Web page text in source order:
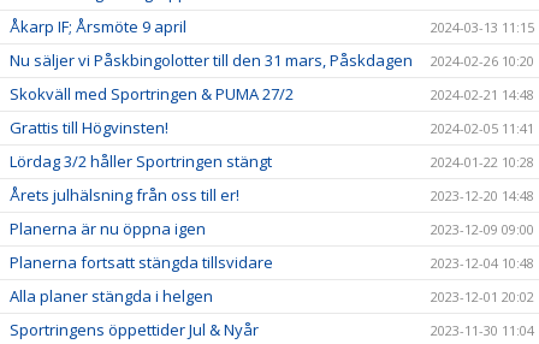
Åkarp IF; Årsmöte 9 april 2024-03-13 11:15
Nu säljer vi Påskbingolotter till den 31 mars, Påskdagen 2024-02-26 10:20
Skokväll med Sportringen & PUMA 27/2 2024-02-21 14:48
Grattis till Högvinsten! 2024-02-05 11:41
Lördag 3/2 håller Sportringen stängt 2024-01-22 10:28
Årets julhälsning från oss till er! 2023-12-20 14:48
Planerna är nu öppna igen 2023-12-09 09:00
Planerna fortsatt stängda tillsvidare 2023-12-04 10:48
Alla planer stängda i helgen 2023-12-01 20:02
Sportringens öppettider Jul & Nyår 2023-11-30 11:04